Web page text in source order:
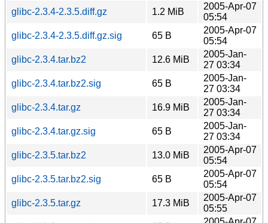
glibc-2.3.4-2.3.5.diff.gz
1.2 MiB
2005-Apr-07
05:54
glibc-2.3.4-2.3.5.diff.gz.sig
65 B
2005-Apr-07
05:54
glibc-2.3.4.tar.bz2
12.6 MiB
2005-Jan-
27 03:34
glibc-2.3.4.tar.bz2.sig
65 B
2005-Jan-
27 03:34
glibc-2.3.4.tar.gz
16.9 MiB
2005-Jan-
27 03:34
glibc-2.3.4.tar.gz.sig
65 B
2005-Jan-
27 03:34
glibc-2.3.5.tar.bz2
13.0 MiB
2005-Apr-07
05:54
glibc-2.3.5.tar.bz2.sig
65 B
2005-Apr-07
05:54
glibc-2.3.5.tar.gz
17.3 MiB
2005-Apr-07
05:55